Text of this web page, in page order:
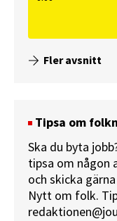
Fler avsnitt
Tipsa om
Ska du byta
tipsa om någon
och skicka
Nytt om folk.